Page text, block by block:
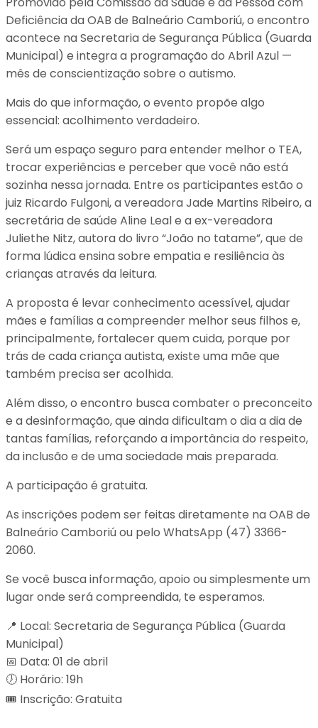
Deficiência da OAB de Balneário Camboriú, o encontro
acontece na Secretaria de Segurança Pública (Guarda
Municipal) e integra a programação do Abril Azul —
mês de conscientização sobre o autismo.
Mais do que informação, o evento propõe algo
essencial: acolhimento verdadeiro.
Será um espaço seguro para entender melhor o TEA,
trocar experiências e perceber que você não está
sozinha nessa jornada. Entre os participantes estão o
juiz Ricardo Fulgoni, a vereadora Jade Martins Ribeiro, a
secretária de saúde Aline Leal e a ex-vereadora
Juliethe Nitz, autora do livro “João no tatame”, que de
forma lúdica ensina sobre empatia e resiliência às
crianças através da leitura.
A proposta é levar conhecimento acessível, ajudar
mães e famílias a compreender melhor seus filhos e,
principalmente, fortalecer quem cuida, porque por
trás de cada criança autista, existe uma mãe que
também precisa ser acolhida.
Além disso, o encontro busca combater o preconceito
e a desinformação, que ainda dificultam o dia a dia de
tantas famílias, reforçando a importância do respeito,
da inclusão e de uma sociedade mais preparada.
A participação é gratuita.
As inscrições podem ser feitas diretamente na OAB de
Balneário Camboriú ou pelo WhatsApp (47) 3366-
2060.
Se você busca informação, apoio ou simplesmente um
lugar onde será compreendida, te esperamos.
📍 Local: Secretaria de Segurança Pública (Guarda
Municipal)
📅 Data: 01 de abril
🕖 Horário: 19h
🎟️ Inscrição: Gratuita